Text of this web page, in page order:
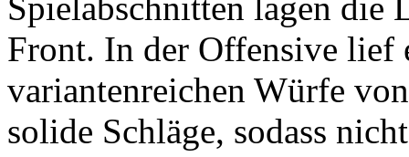
Spielabschnitten lagen
Front. In der Offensive lief
variantenreichen Würfe
solide Schläge, sodass